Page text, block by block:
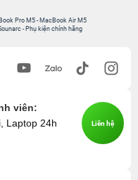
Pro M5- MacBook Air M5
- Phụ kiện chính hãng
viên:
Laptop 24h
Liên hệ